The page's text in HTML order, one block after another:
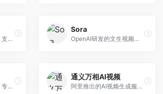
专业AI视频翻译平台，支持视频多语言配音和字幕生成。面向跨境电商和内容出海从业者，提供视频翻译、配音、字幕生成等服务，多语言支持完善。
Sora
OpenAI研发的文生视频大模型，可根据文字描述生成长达60秒的高清视频。面向影视创作者、广告从业者和内容生产者，视频连贯性强，物理世界理解准确，代表了AI视频生成的最高水平。
AI动画视频创作工具，专注于动画内容生成。面向动画创作者和二次元内容生产者，支持动画风格视频生成，动画效果流畅，适合动漫内容创作。
通义万相AI视频
阿里推出的AI视频生成服务，整合图像与视频创作能力。面向电商和营销从业者，支持商品视频生成、营销视频制作等服务，商业应用场景丰富。